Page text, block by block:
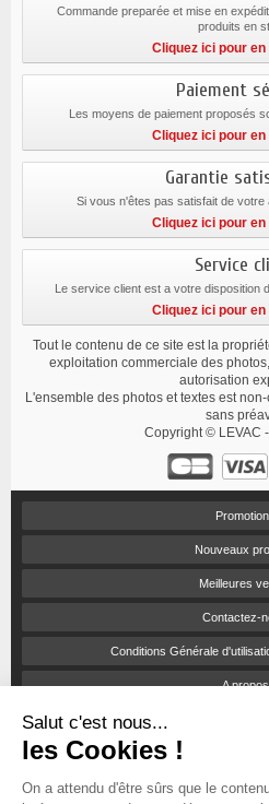
Commande preparée et mise en
produits en
Cliquez ici pour
Paiement
Les moyens de paiement proposés
Cliquez ici pour
Garantie
Si vous n'êtes pas satisfait de
Cliquez ici pour
Service
Le service client est a votre disposition
Cliquez ici pour
Tout le contenu de ce site est la
exploitation commerciale des
autorisation
L'ensemble des photos et textes est
sans
Copyright © LEVAC
Nouveaux
Meilleures
Contactez-
Conditions Générale
A propos
Politique de
Catalogues
Salut c'est nous...
les Cookies !
On a attendu d'être sûrs que le